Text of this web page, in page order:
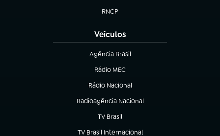
RNCP
(abre em nova aba)
Veículos
Agência Brasil
(abre em nova aba)
Rádio MEC
Rádio Nacional
(abre em nova aba)
Radioagência Nacional
(abre em nova aba)
TV Brasil
(abre em nova aba)
TV Brasil Internacional